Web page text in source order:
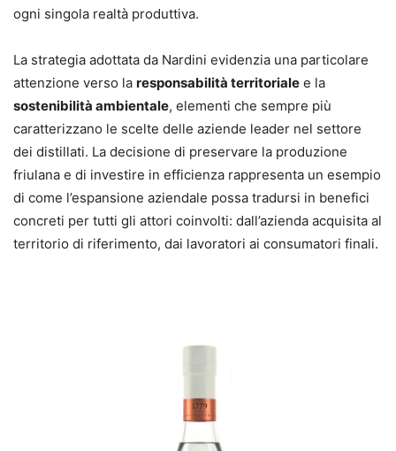
ogni singola realtà produttiva.
La strategia adottata da Nardini evidenzia una particolare
attenzione verso la responsabilità territoriale e la
sostenibilità ambientale, elementi che sempre più
caratterizzano le scelte delle aziende leader nel settore
dei distillati. La decisione di preservare la produzione
friulana e di investire in efficienza rappresenta un esempio
di come l’espansione aziendale possa tradursi in benefici
concreti per tutti gli attori coinvolti: dall’azienda acquisita al
territorio di riferimento, dai lavoratori ai consumatori finali.